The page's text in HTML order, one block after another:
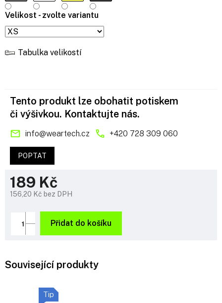
Velikost - zvolte variantu
Tabulka velikostí
189 Kč
156,20 Kč bez DPH
cena:
Přidat do košíku
Tento produkt lze obohatit potiskem
či výšivkou. Kontaktujte nás.
info@weartech.cz +420 728 309 060
POPTAT
Související produkty
Tip